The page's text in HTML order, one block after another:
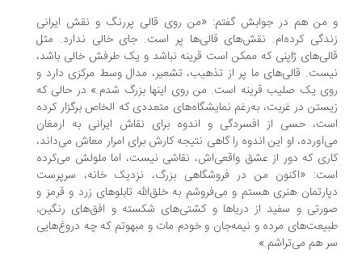
و من هم در جوابش گفتم: «من روی قالی پررنگ و نقش ایرانی
زندگی کرده‌ام. نقش‌های قالی‌ها پر است. جای خالی ندارد. مثل
قالی‌های ژاپنی که ممکن است قرینه نباشد و یک طرفش خالی باشد،
نیست. قالی‌های ما پر از تذهیب، تشعیر، مدال وسط مرکزی دارد و
روی یک صلیب قرینه است. من روی اینها بزرگ شدم.» در حالی که
زیستن در غربت، به‌رغم نمایشگاه‌های متعددی که الخاص برگزار کرده
است، حسی از افسردگی و اندوه برای نقاش ایرانی به ارمغان
می‌آورده، او این اندوه را گاهی نتیجه کارش برای امرار معاش می‌داند،
کاری که دور از عشق واقعی‌اش، نقاشی نیست، اما ملولش می‌کرده
است: «اکنون من در فروشگاهی بزرگ، نزدیک خانه، سرپرست
دپارتمان هنری هستم و می‌فروشم به خلق‌الله تابلوهای زرد و قرمز و
صورتی و سفید از دریاها و کشتی‌های شکسته و افق‌های رنگین،
طبیعت‌های مرده و نیمه‌جان و خودم مات و مبهوتم که چه دروغ‌هایی
سر هم می‌تراشم.»